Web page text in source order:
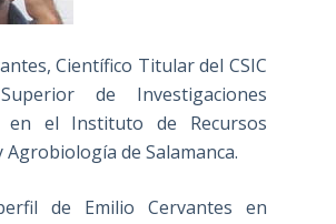
Científico Titular del CSIC
de Investigaciones
en el Instituto de Recursos
de Salamanca.